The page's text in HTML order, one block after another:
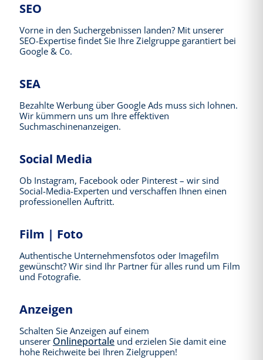
SEO
Vorne in den Suchergebnissen landen? Mit unserer
SEO-Expertise findet Sie Ihre Zielgruppe garantiert bei
Google & Co.
SEA
Bezahlte Werbung über Google Ads muss sich lohnen.
Wir kümmern uns um Ihre effektiven
Suchmaschinenanzeigen.
Social Media
Ob Instagram, Facebook oder Pinterest – wir sind
Social-Media-Experten und verschaffen Ihnen einen
professionellen Auftritt.
Film | Foto
Authentische Unternehmensfotos oder Imagefilm
gewünscht? Wir sind Ihr Partner für alles rund um Film
und Fotografie.
Anzeigen
Schalten Sie Anzeigen auf einem
unserer Onlineportale und erzielen Sie damit eine
hohe Reichweite bei Ihren Zielgruppen!